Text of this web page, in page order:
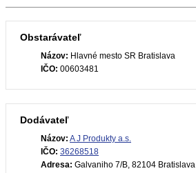
Obstarávateľ
Názov: Hlavné mesto SR Bratislava
IČO: 00603481
Dodávateľ
Názov: A J Produkty a.s.
IČO: 36268518
Adresa: Galvaniho 7/B, 82104 Bratislava